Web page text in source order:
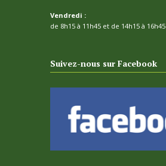
Vendredi :
de 8h15 à 11h45 et de 14h15 à 16h45
Suivez-nous sur Facebook